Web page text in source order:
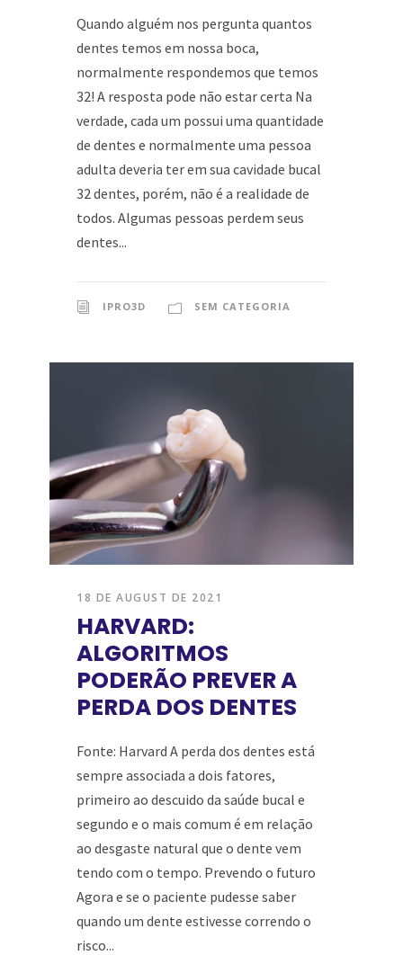
Quando alguém nos pergunta quantos
dentes temos em nossa boca,
normalmente respondemos que temos
32! A resposta pode não estar certa Na
verdade, cada um possui uma quantidade
de dentes e normalmente uma pessoa
adulta deveria ter em sua cavidade bucal
32 dentes, porém, não é a realidade de
todos. Algumas pessoas perdem seus
dentes...
IPRO3D SEM CATEGORIA
18 DE AUGUST DE 2021
HARVARD:
ALGORITMOS
PODERÃO PREVER A
PERDA DOS DENTES
Fonte: Harvard A perda dos dentes está
sempre associada a dois fatores,
primeiro ao descuido da saúde bucal e
segundo e o mais comum é em relação
ao desgaste natural que o dente vem
tendo com o tempo. Prevendo o futuro
Agora e se o paciente pudesse saber
quando um dente estivesse correndo o
risco...